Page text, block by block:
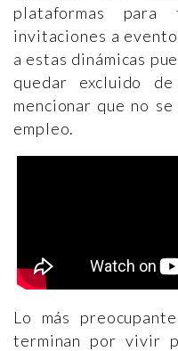
plataformas
invitaciones a
a estas dinámicas
quedar excluido
mencionar que no
empleo.
Lo más
terminan por vivir